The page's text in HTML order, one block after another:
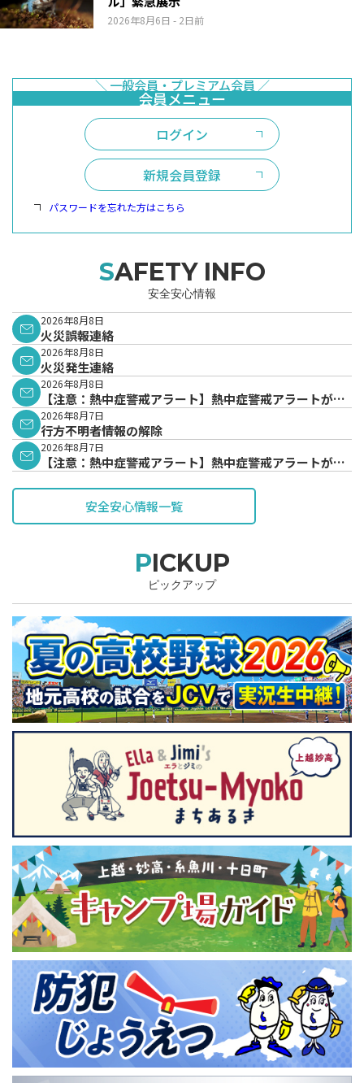
2026年8月6日 - 2日前
ログイン
新規会員登録
パスワードを忘れた方はこちら
SAFETY INFO
安全安心情報
2026年8月8日
火災誤報連絡
2026年8月8日
火災発生連絡
2026年8月8日
【注意：熱中症警戒アラート】熱中症警戒アラートが発
表されています。
2026年8月7日
行方不明者情報の解除
2026年8月7日
【注意：熱中症警戒アラート】熱中症警戒アラートが発
安全安心情報一覧
PICKUP
ピックアップ